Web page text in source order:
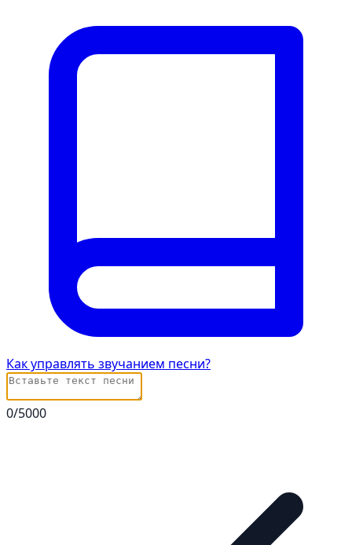
Как управлять звучанием песни?
0/5000